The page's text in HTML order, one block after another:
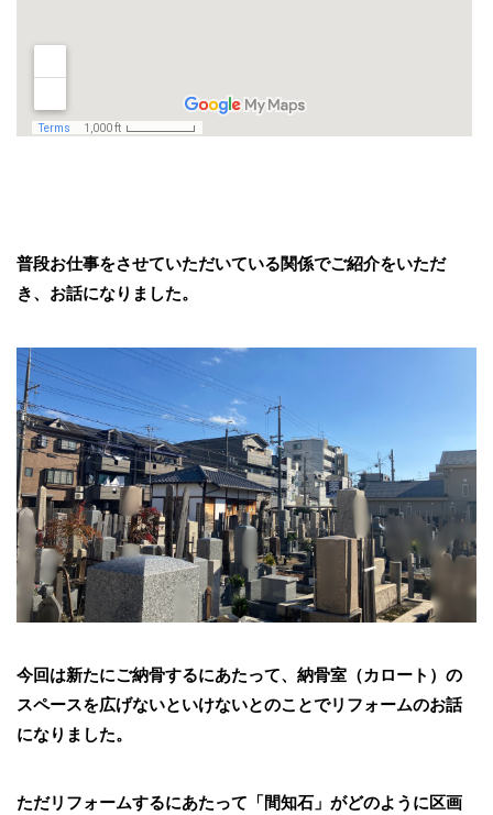
普段お仕事をさせていただいている関係でご紹介をいただ
き、お話になりました。
今回は新たにご納骨するにあたって、納骨室（カロート）の
スペースを広げないといけないとのことでリフォームのお話
になりました。
ただリフォームするにあたって「間知石」がどのように区画